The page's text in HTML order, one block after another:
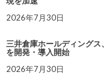
2026年7月30日
三井倉庫ホールディングス
を開発・導入開始
2026年7月30日